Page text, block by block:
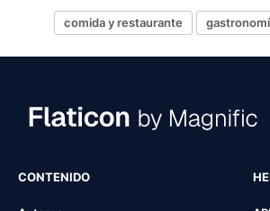
comida y restaurante
CONTENIDO